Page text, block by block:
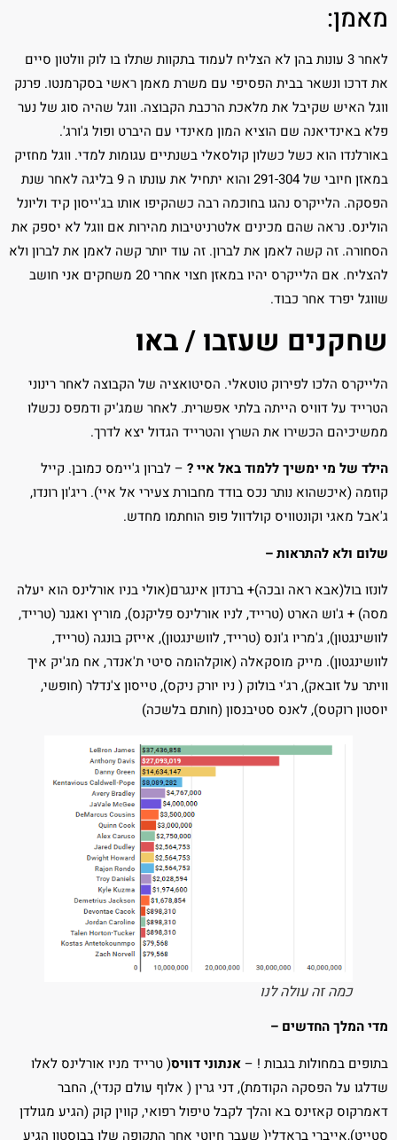
מאמן:
לאחר 3 עונות בהן לא הצליח לעמוד בתקוות שתלו בו לוק וולטון סיים
את דרכו ונשאר בבית הפסיפי עם משרת מאמן ראשי בסקרמנטו. פרנק
ווגל האיש שקיבל את מלאכת הרכבת הקבוצה. ווגל שהיה סוג של נער
פלא באינדיאנה שם הוציא המון מאינדי עם היברט ופול ג'ורג'.
באורלנדו הוא כשל כשלון קולסאלי בשנתיים עגומות למדי. ווגל מחזיק
במאזן חיובי של 291-304 והוא יתחיל את עונתו ה 9 בליגה לאחר שנת
הפסקה. הלייקרס נהגו בחוכמה רבה כשהקיפו אותו בג'ייסון קיד וליונל
הולינס. נראה שהם מכינים אלטרניטיבות מהירות אם ווגל לא יספק את
הסחורה. זה קשה לאמן את לברון. זה עוד יותר קשה לאמן את לברון ולא
להצליח. אם הלייקרס יהיו במאזן חצוי אחרי 20 משחקים אני חושב
שווגל יפרד אחר כבוד.
שחקנים שעזבו / באו
הלייקרס הלכו לפירוק טוטאלי. הסיטואציה של הקבוצה לאחר רינוני
הטרייד על דוויס הייתה בלתי אפשרית. לאחר שמג'יק ודמפס נכשלו
ממשיכיהם הכשירו את השרץ והטרייד הגדול יצא לדרך.
הילד של מי ימשיך ללמוד באל איי ? – לברון ג'יימס כמובן. קייל
קוזמה (איכשהוא נותר נכס בודד מחבורת צעירי אל איי). ריג'ון רונדו,
ג'אבל מאגי וקונטוויס קולדוול פופ הוחתמו מחדש.
שלום ולא להתראות –
לונזו בול(אבא ראה ובכה)+ ברנדון אינגרם(אולי בניו אורלינס הוא יעלה
מסה) + ג'וש הארט (טרייד, לניו אורלינס פליקנס), מוריץ ואגנר (טרייד,
לוושינגטון), ג'מריו ג'ונס (טרייד, לוושינגטון), אייזק בונגה (טרייד,
לוושינגטון). מייק מוסקאלה (אוקלהומה סיטי ת'אנדר, אח מג'יק איך
וויתר על זובאק), רג'י בולוק ( ניו יורק ניקס), טייסון צ'נדלר (חופשי,
יוסטון רוקטס), לאנס סטיבנסון (חותם בלשכה)
כמה זה עולה לנו
מדי המלך החדשים –
בתופים במחולות בגבות ! –אנתוני דוויס( טרייד מניו אורלינס לאלו
שדלגו על הפסקה הקודמת), דני גרין ( אלוף עולם קנדי), החבר
דאמרקוס קאזינס בא והלך לקבל טיפול רפואי, קווין קוק (הגיע מגולדן
סטייט),אייברי בראדלי( שעבר חיוטי אחר התקופה שלו בבוסטון הגיע